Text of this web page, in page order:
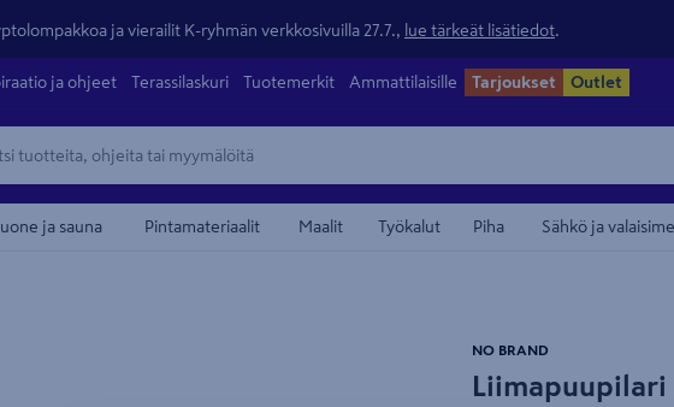
ja vierailit K-ryhmän verkkosivuilla 27.7., lue tärkeät lisätiedot
ja ohjeet Terassilaskuri Tuotemerkit Ammattilaisille Tarjoukset Outlet
ja sauna Pintamateriaalit Maalit Työkalut Piha Sähkö ja
kuvaus -maamerkistä
Liimapuupilari
NO BRAND